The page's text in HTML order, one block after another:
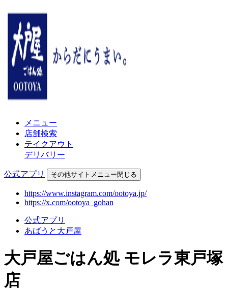
メニュー
店舗検索
テイクアウト
デリバリー
公式アプリ その他サイトメニュー閉じる
https://www.instagram.com/ootoya.jp/
https://x.com/ootoya_gohan
公式アプリ
あばうと大戸屋
大戸屋ごはん処 モレラ東戸塚
店